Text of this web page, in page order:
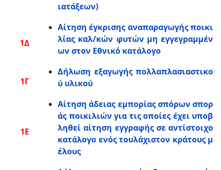
ιατάξεων)
1Δ
Αίτηση έγκρισης αναπαραγωγής ποικι
λίας καλ/κών φυτών μη εγγεγραμμέν
ων στον Εθνικό κατάλογο
1Γ
Δήλωση εξαγωγής πολλαπλασιαστικο
ύ υλικού
1Ε
Αίτηση άδειας εμπορίας σπόρων σπορ
άς ποικιλιών για τις οποίες έχει υποβ
ληθεί αίτηση εγγραφής σε αντίστοιχο
κατάλογο ενός τουλάχιστον κράτους μ
έλους